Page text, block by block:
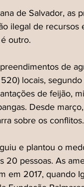
de Salvador, as
ilegal de
outro.
de
locais,
de feijão,
Desde
sobre os conflitos.
e plantou o
20 pessoas. As
em 2017, quando